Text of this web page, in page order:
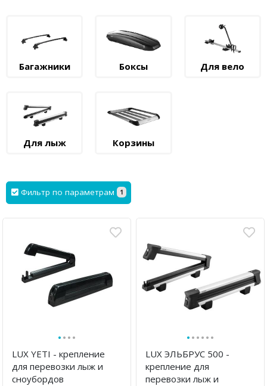
Багажники Боксы Для вело
Для лыж Корзины
Фильтр по параметрам 1
····
LUX YETI - крепление
для перевозки лыж и
сноубордов
······
LUX ЭЛЬБРУС 500 -
крепление для
перевозки лыж и